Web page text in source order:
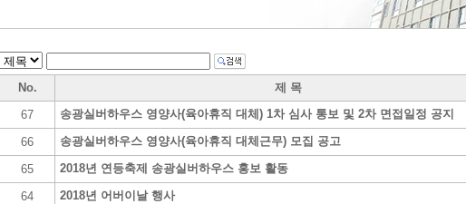
No. 제 목
67
송광실버하우스 영양사(육아휴직 대체) 1차 심사 통보 및 2차 면접일정 공지
66
송광실버하우스 영양사(육아휴직 대체근무) 모집 공고
65
2018년 연등축제 송광실버하우스 홍보 활동
64
2018년 어버이날 행사